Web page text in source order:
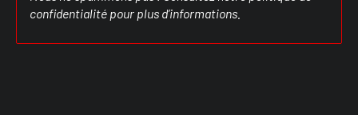
confidentialité pour plus d’informations.